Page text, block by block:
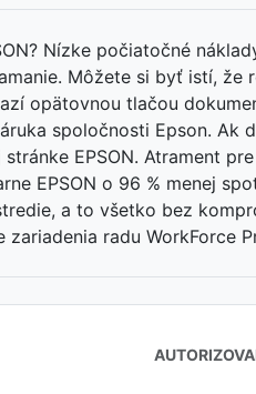
Nízke počiatočné
Môžete si byť istí,
opätovnou tlačou
spoločnosti Epson.
EPSON. Atrament
EPSON o 96 % menej
a to všetko bez
radu WorkForce